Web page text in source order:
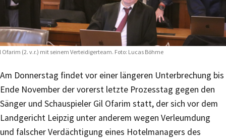
Ofarim (2. v.r.) mit seinem Verteidigerteam. Foto: Lucas Böhme
Am Donnerstag findet vor einer längeren Unterbrechung bis
Ende November der vorerst letzte Prozesstag gegen den
Sänger und Schauspieler Gil Ofarim statt, der sich vor dem
Landgericht Leipzig unter anderem wegen Verleumdung
und falscher Verdächtigung eines Hotelmanagers des